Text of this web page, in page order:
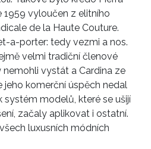
1959 vyloučen z elitního
de la Haute Couture.
a-porter: tedy vezmi a nos.
velmi tradiční členové
vystát a Cardina ze
jeho komerční úspěch nedal
systém modelů, které se ušijí
začaly aplikovat i ostatní.
luxusních módních